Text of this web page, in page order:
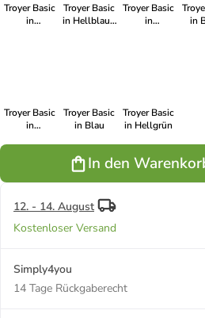
Troyer Basic
in
Troyer Basic
in Hellblau /
Troyer Basic
in
in
Troyer Basic
in
Troyer Basic
in Blau
Troyer Basic
in Hellgrün
In den
12. - 14. August
Kostenloser Versand
Simply4you
14 Tage Rückgaberecht